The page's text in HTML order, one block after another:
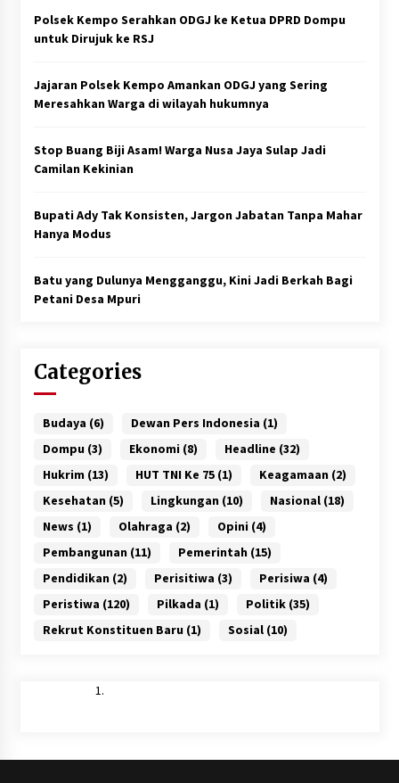
Polsek Kempo Serahkan ODGJ ke Ketua DPRD Dompu
untuk Dirujuk ke RSJ
Jajaran Polsek Kempo Amankan ODGJ yang Sering
Meresahkan Warga di wilayah hukumnya
Stop Buang Biji Asam! Warga Nusa Jaya Sulap Jadi
Camilan Kekinian
Bupati Ady Tak Konsisten, Jargon Jabatan Tanpa Mahar
Hanya Modus
Batu yang Dulunya Mengganggu, Kini Jadi Berkah Bagi
Petani Desa Mpuri
Categories
Budaya (6) Dewan Pers Indonesia (1)
Dompu (3) Ekonomi (8) Headline (32)
Hukrim (13) HUT TNI Ke 75(1) Keagamaan (2)
Kesehatan (5) Lingkungan (10) Nasional(18)
News (1) Olahraga (2) Opini (4)
Pembangunan (11) Pemerintah (15)
Pendidikan (2) Perisitiwa (3) Perisiwa (4)
Peristiwa (120) Pilkada (1) Politik(35)
Rekrut Konstituen Baru (1) Sosial(10)